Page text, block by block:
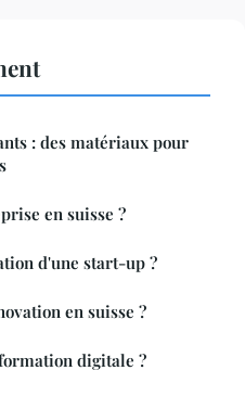
: des matériaux pour
en suisse ?
d'une start-up ?
en suisse ?
digitale ?